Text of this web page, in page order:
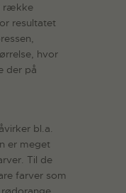
række
resultatet
hvor
der på
bl.a.
er meget
Til de
farver som